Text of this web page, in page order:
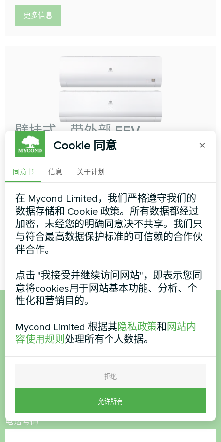
更多信息
壁挂式，带外部 EEV
满足高噪音性能要求的解决方案
冷却能力 1.50 ... 3.60 千瓦
加热能力
更多信息
想购买或有疑问？
电话号码
Cookie 同意 ×
同意书 信息 关于计划
在 Mycond Limited，我们严格遵守我们的
数据存储和 Cookie 政策。所有数据都经过
加密，未经您的明确同意决不共享。我们只
与符合最高数据保护标准的可信赖的合作伙
伴合作。
点击 "我接受并继续访问网站"，即表示您同
意将cookies用于网站基本功能、分析、个
性化和营销目的。
Mycond Limited 根据其隐私政策和 网站内
容使用规则 处理所有个人数据。
拒绝
允许所有